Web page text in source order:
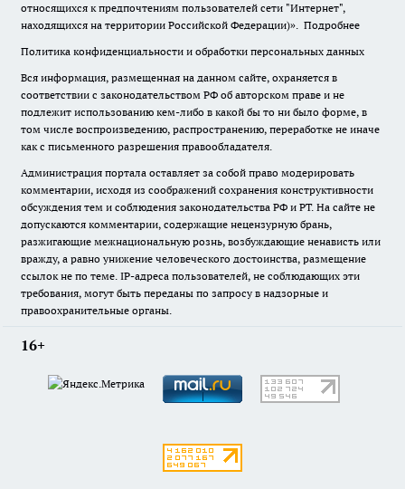
относящихся к предпочтениям пользователей сети "Интернет",
находящихся на территории Российской Федерации)». Подробнее
Политика конфиденциальности и обработки персональных данных
Вся информация, размещенная на данном сайте, охраняется в
соответствии с законодательством РФ об авторском праве и не
подлежит использованию кем-либо в какой бы то ни было форме, в
том числе воспроизведению, распространению, переработке не иначе
как с письменного разрешения правообладателя.
Администрация портала оставляет за собой право модерировать
комментарии, исходя из соображений сохранения конструктивности
обсуждения тем и соблюдения законодательства РФ и РТ. На сайте не
допускаются комментарии, содержащие нецензурную брань,
разжигающие межнациональную рознь, возбуждающие ненависть или
вражду, а равно унижение человеческого достоинства, размещение
ссылок не по теме. IP-адреса пользователей, не соблюдающих эти
требования, могут быть переданы по запросу в надзорные и
правоохранительные органы.
16+